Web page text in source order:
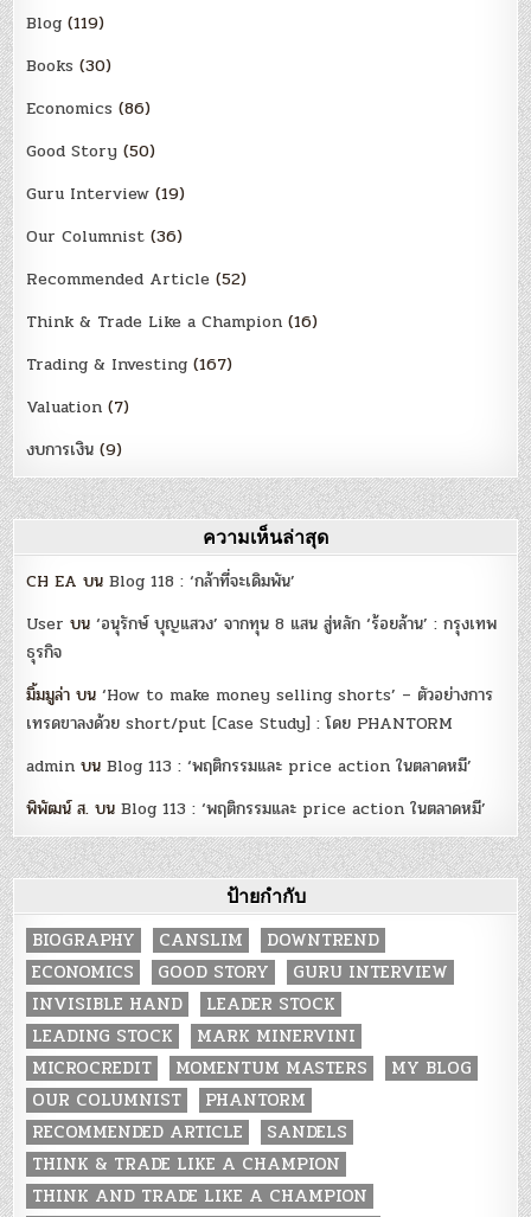
Blog (119)
Books (30)
Economics (86)
Good Story (50)
Guru Interview (19)
Our Columnist (36)
Recommended Article (52)
Think & Trade Like a Champion (16)
Trading & Investing (167)
Valuation (7)
งบการเงิน (9)
ความเห็นล่าสุด
CH EA บนBlog 118 : ‘กล้าที่จะเดิมพัน’
User บน‘อนุรักษ์ บุญแสวง’ จากทุน 8 แสน สู่หลัก ‘ร้อยล้าน’ : กรุงเทพ
ธุรกิจ
มิ้มมูล่า บน‘How to make money selling shorts’ – ตัวอย่างการ
เทรดขาลงด้วย short/put [Case Study] : โดย PHANTORM
admin บนBlog 113 : ‘พฤติกรรมและ price action ในตลาดหมี’
พิพัฒน์ ส. บนBlog 113 : ‘พฤติกรรมและ price action ในตลาดหมี’
ป้ายกำกับ
BIOGRAPHY CANSLIM
DOWNTREND
ECONOMICS
GOOD STORY
GURU INTERVIEW
INVISIBLE HAND
LEADER STOCK
LEADING STOCK
MARK MINERVINI
MICROCREDIT
MOMENTUM MASTERS
MY BLOG
OUR COLUMNIST
PHANTORM
RECOMMENDED ARTICLE
SANDELS
THINK & TRADE LIKE A CHAMPION
THINK AND TRADE LIKE A CHAMPION